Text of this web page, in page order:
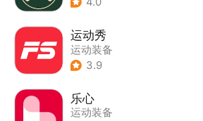
运动秀
运动装备
3.9
乐心
运动装备